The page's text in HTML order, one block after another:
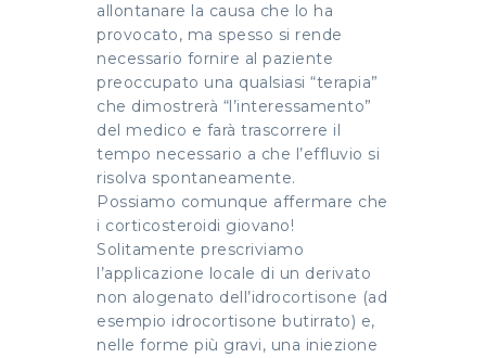
allontanare la causa che lo ha
provocato, ma spesso si rende
necessario fornire al paziente
preoccupato una qualsiasi “terapia”
che dimostrerà “l’interessamento”
del medico e farà trascorrere il
tempo necessario a che l’effluvio si
risolva spontaneamente.
Possiamo comunque affermare che
i corticosteroidi giovano!
Solitamente prescriviamo
l’applicazione locale di un derivato
non alogenato dell’idrocortisone (ad
esempio idrocortisone butirrato) e,
nelle forme più gravi, una iniezione